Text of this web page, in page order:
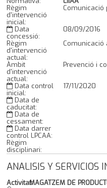
Règim
d'intervenció
inicial:
Data
concessió:
08/09/2016
Règim
d'intervenció
actual:
Àmbit
d'intervenció
actual:
Prevenció i
Data control
inicial:
17/11/2020
Data de
caducitat:
Data de
cessament:
Data darrer
control LPCAA:
Règim
disciplinari:
ANALISIS Y SERVICIOS
Activitat:MAGATZEM DE